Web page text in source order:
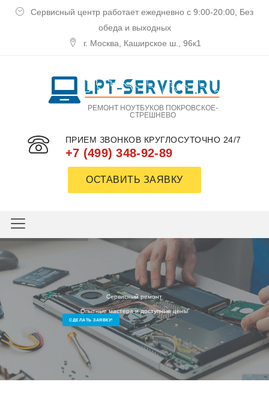
Сервисный центр работает ежедневно с 9:00-20:00, Без
обеда и выходных
г. Москва, Каширское ш., 96к1
РЕМОНТ НОУТБУКОВ ПОКРОВСКОЕ-
СТРЕШНЕВО
ПРИЕМ ЗВОНКОВ КРУГЛОСУТОЧНО 24/7
+7 (499) 348-92-89
ОСТАВИТЬ ЗАЯВКУ
Сервисный ремонт
Опытные мастера и доступные цены
СДЕЛАТЬ ЗАЯВКУ!